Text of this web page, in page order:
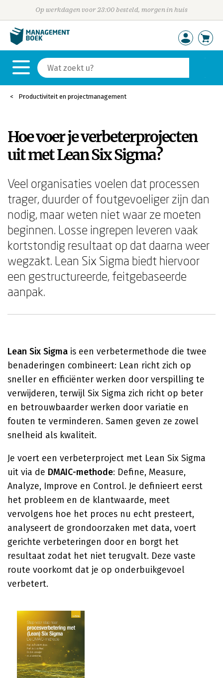
Op werkdagen voor 23:00 besteld, morgen in huis
Productiviteit en projectmanagement
Hoe voer je verbeterprojecten
uit met Lean Six Sigma?
Veel organisaties voelen dat processen
trager, duurder of foutgevoeliger zijn dan
nodig, maar weten niet waar ze moeten
beginnen. Losse ingrepen leveren vaak
kortstondig resultaat op dat daarna weer
wegzakt. Lean Six Sigma biedt hiervoor
een gestructureerde, feitgebaseerde
aanpak.
Lean Six Sigma is een verbetermethode die twee
benaderingen combineert: Lean richt zich op
sneller en efficiënter werken door verspilling te
verwijderen, terwijl Six Sigma zich richt op beter
en betrouwbaarder werken door variatie en
fouten te verminderen. Samen geven ze zowel
snelheid als kwaliteit.
Je voert een verbeterproject met Lean Six Sigma
uit via de DMAIC-methode: Define, Measure,
Analyze, Improve en Control. Je definieert eerst
het probleem en de klantwaarde, meet
vervolgens hoe het proces nu echt presteert,
analyseert de grondoorzaken met data, voert
gerichte verbeteringen door en borgt het
resultaat zodat het niet terugvalt. Deze vaste
route voorkomt dat je op onderbuikgevoel
verbetert.